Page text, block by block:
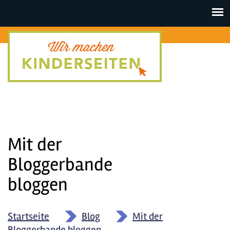
Toggle
Mit der
Bloggerbande
bloggen
Startseite » Blog »
Mit der